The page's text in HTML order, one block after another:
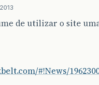
de utilizar o site
#!News/